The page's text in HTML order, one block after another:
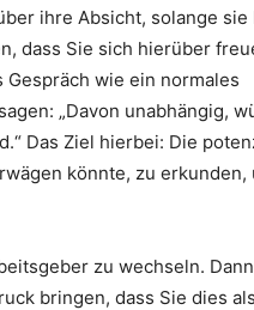
ihre Absicht, solange sie
dass Sie sich hierüber
wie ein normales
„Davon unabhängig,
Das Ziel hierbei: Die
könnte, zu erkunden,
zu wechseln.
bringen, dass Sie dies